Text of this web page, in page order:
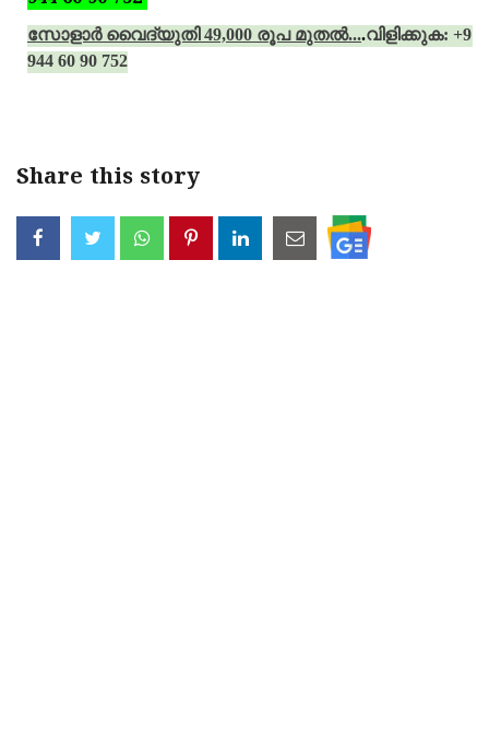
സോളാര്‍ വൈദ്യുതി 49,000 രൂപ മുതല്‍....വിളിക്കുക: +91
944 60 90 752
Share this story